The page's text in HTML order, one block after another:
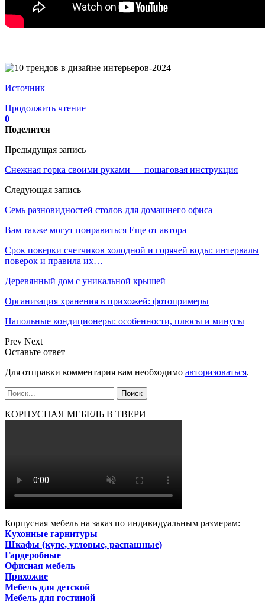
Источник
Продолжить чтение
0
Поделится
Предыдущая запись
Снежная горка своими руками — пошаговая инструкция
Следующая запись
Семь разновидностей столов для домашнего офиса
Вам также могут понравиться Еще от автора
Срок поверки счетчиков холодной и горячей воды: интервалы
поверок и правила их…
Деревянный дом с уникальной крышей
Организация хранения в прихожей: фотопримеры
Напольные кондиционеры: особенности, плюсы и минусы
Prev Next
Оставьте ответ
Для отправки комментария вам необходимо авторизоваться.
КОРПУСНАЯ МЕБЕЛЬ В ТВЕРИ
Корпусная мебель на заказ по индивидуальным размерам:
Кухонные гарнитуры
Шкафы (купе, угловые, распашные)
Гардеробные
Офисная мебель
Прихожие
Мебель для детской
Мебель для гостиной